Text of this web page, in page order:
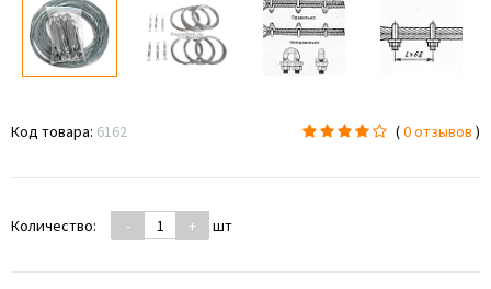
Код товара: 6162 (0 отзывов )
Количество: - + шт